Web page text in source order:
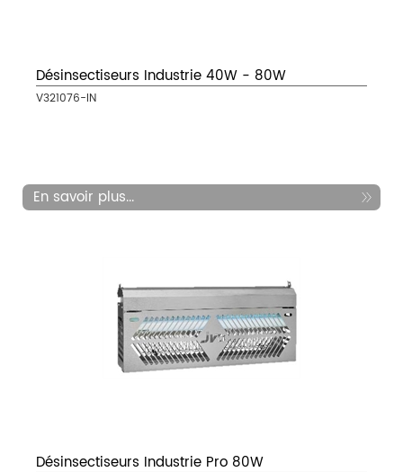
Désinsectiseurs Industrie 40W - 80W
V321076-IN
En savoir plus...
Désinsectiseurs Industrie Pro 80W